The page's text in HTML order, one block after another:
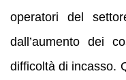
operatori del
dall’aumento dei
difficoltà di incasso.